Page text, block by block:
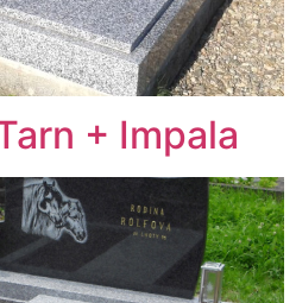
+ Impala